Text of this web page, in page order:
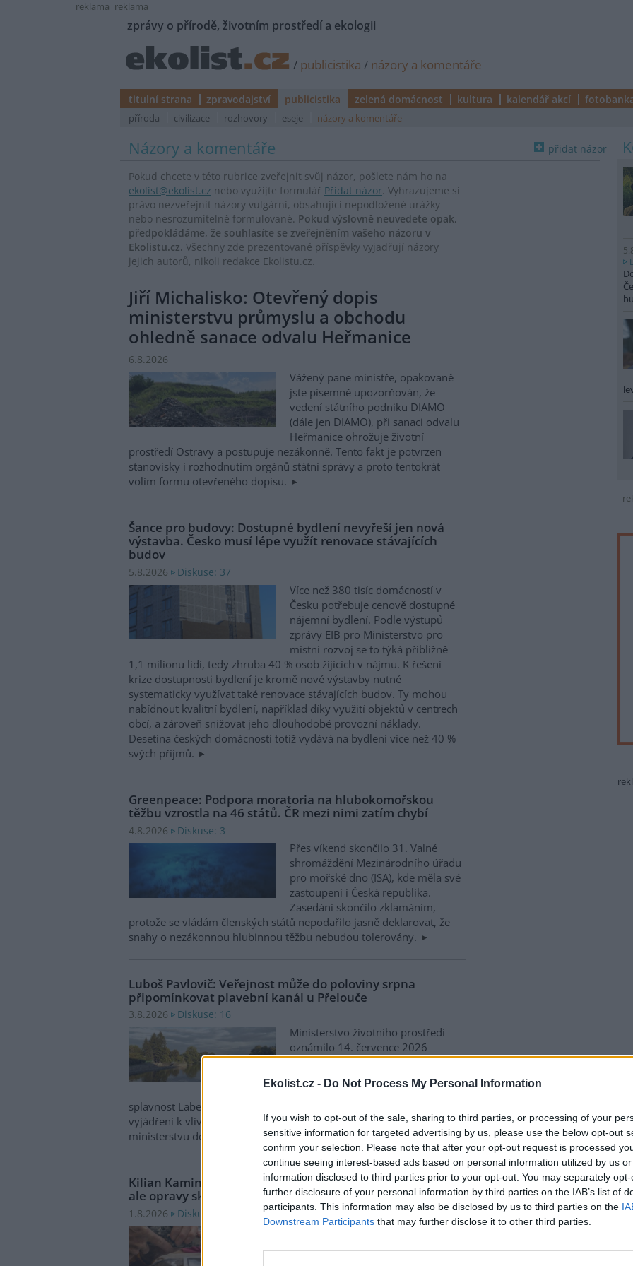
Ekolist.cz - Do Not Process My Personal Information
If you wish to opt-out of the sale, sharing to third parties, or processing of your
sensitive information for targeted advertising by us, please use the below opt-out
confirm your selection. Please note that after your opt-out request is processed
continue seeing interest-based ads based on personal information utilized by us
information disclosed to third parties prior to your opt-out. You may separately
further disclosure of your personal information by third parties on the IAB’s list of
participants. This information may also be disclosed by us to third parties on the
Downstream Participants that may further disclose it to other third parties.
reklama reklama
zprávy o přírodě, životním prostředí a ekologii
/ publicistika / názory a komentáře
titulní strana zpravodajství publicistika zelená domácnost kultura kalendář akcí
příroda civilizace rozhovory eseje názory a komentáře
přidat názor
Názory a komentáře
Pokud chcete v této rubrice zveřejnit svůj názor, pošlete nám ho na
ekolist@ekolist.cz nebo využijte formulář Přidat názor. Vyhrazujeme si
právo nezveřejnit názory vulgární, obsahující nepodložené urážky
nebo nesrozumitelně formulované. Pokud výslovně neuvedete opak,
předpokládáme, že souhlasíte se zveřejněním vašeho názoru v
Ekolistu.cz. Všechny zde prezentované příspěvky vyjadřují názory
jejich autorů, nikoli redakce Ekolistu.cz.
Jiří Michalisko: Otevřený dopis
ministerstvu průmyslu a obchodu
ohledně sanace odvalu Heřmanice
6.8.2026
Vážený pane ministře, opakovaně
jste písemně upozorňován, že
vedení státního podniku DIAMO
(dále jen DIAMO), při sanaci odvalu
Heřmanice ohrožuje životní
prostředí Ostravy a postupuje nezákonně. Tento fakt je potvrzen
stanovisky i rozhodnutím orgánů státní správy a proto tentokrát
volím formu otevřeného dopisu.
Šance pro budovy: Dostupné bydlení nevyřeší jen nová
výstavba. Česko musí lépe využít renovace stávajících
budov
5.8.2026 Diskuse: 37
Více než 380 tisíc domácností v
Česku potřebuje cenově dostupné
nájemní bydlení. Podle výstupů
zprávy EIB pro Ministerstvo pro
místní rozvoj se to týká přibližně
1,1 milionu lidí, tedy zhruba 40 % osob žijících v nájmu. K řešení
krize dostupnosti bydlení je kromě nové výstavby nutné
systematicky využívat také renovace stávajících budov. Ty mohou
nabídnout kvalitní bydlení, například díky využití objektů v centrech
obcí, a zároveň snižovat jeho dlouhodobé provozní náklady.
Desetina českých domácností totiž vydává na bydlení více než 40 %
svých příjmů.
Greenpeace: Podpora moratoria na hlubokomořskou
těžbu vzrostla na 46 států. ČR mezi nimi zatím chybí
4.8.2026 Diskuse: 3
Přes víkend skončilo 31. Valné
shromáždění Mezinárodního úřadu
pro mořské dno (ISA), kde měla své
zastoupení i Česká republika.
Zasedání skončilo zklamáním,
protože se vládám členských států nepodařilo jasně deklarovat, že
snahy o nezákonnou hlubinnou těžbu nebudou tolerovány.
Luboš Pavlovič: Veřejnost může do poloviny srpna
připomínkovat plavební kanál u Přelouče
3.8.2026 Diskuse: 16
Ministerstvo životního prostředí
oznámilo 14. července 2026
zahájení zjišťovacího řízení pro
záměr „Stupeň Přelouč II“ za asi 3,3
miliardy korun, který má prodloužit
splavnost Labe o 23 kilometrů do Pardubic. Veřejnost může své
vyjádření k vlivům této stavby na životní prostředí poslat
ministerstvu do 13. srpna 2026.
Kilian Kaminski: Evropa slibuje právo na opravu. Budou
ale opravy skutečně levnější?
1.8.2026 Diskuse: 38
Členské státy nyní převádějí novou